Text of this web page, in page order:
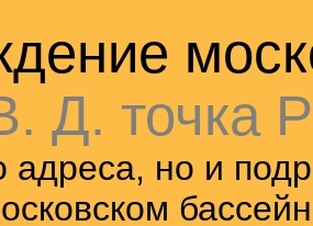
Д. точка
адреса, но и